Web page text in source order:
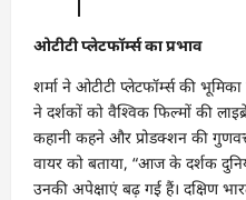
ओटीटी प्लेटफॉर्म्स का प्रभाव
शर्मा ने ओटीटी प्लेटफॉर्म्स की
ने दर्शकों को वैश्विक फिल्मों की
कहानी कहने और प्रोडक्शन की
वायर को बताया, “आज के दर्शक
उनकी अपेक्षाएं बढ़ गई हैं। दक्षिण